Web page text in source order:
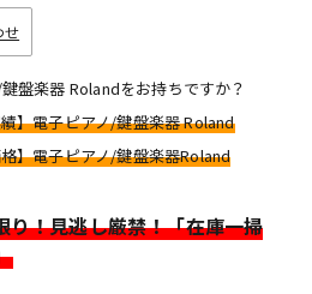
せ
盤楽器 Rolandをお持ちですか？
】電子ピアノ/鍵盤楽器 Roland
】電子ピアノ/鍵盤楽器Roland
り！見逃し厳禁！「在庫一掃